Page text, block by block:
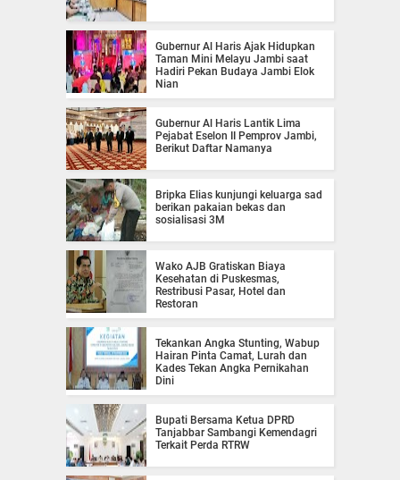
Gubernur Al Haris Ajak Hidupkan
Taman Mini Melayu Jambi saat
Hadiri Pekan Budaya Jambi Elok
Nian
Gubernur Al Haris Lantik Lima
Pejabat Eselon II Pemprov Jambi,
Berikut Daftar Namanya
Bripka Elias kunjungi keluarga sad
berikan pakaian bekas dan
sosialisasi 3M
Wako AJB Gratiskan Biaya
Kesehatan di Puskesmas,
Restribusi Pasar, Hotel dan
Restoran
Tekankan Angka Stunting, Wabup
Hairan Pinta Camat, Lurah dan
Kades Tekan Angka Pernikahan
Dini
Bupati Bersama Ketua DPRD
Tanjabbar Sambangi Kemendagri
Terkait Perda RTRW